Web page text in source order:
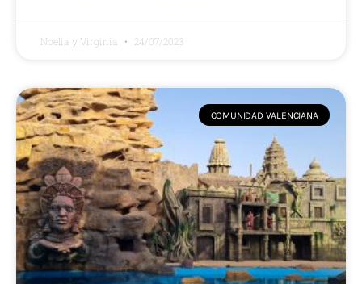
Noelia y Virginia 24/07/2023
COMUNIDAD VALENCIANA